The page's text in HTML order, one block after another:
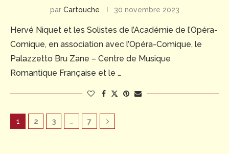
par Cartouche 30 novembre 2023
Hervé Niquet et les Solistes de l’Académie de l’Opéra-
Comique, en association avec l’Opéra-Comique, le
Palazzetto Bru Zane – Centre de Musique
Romantique Française et le …
1 2 3 … 7